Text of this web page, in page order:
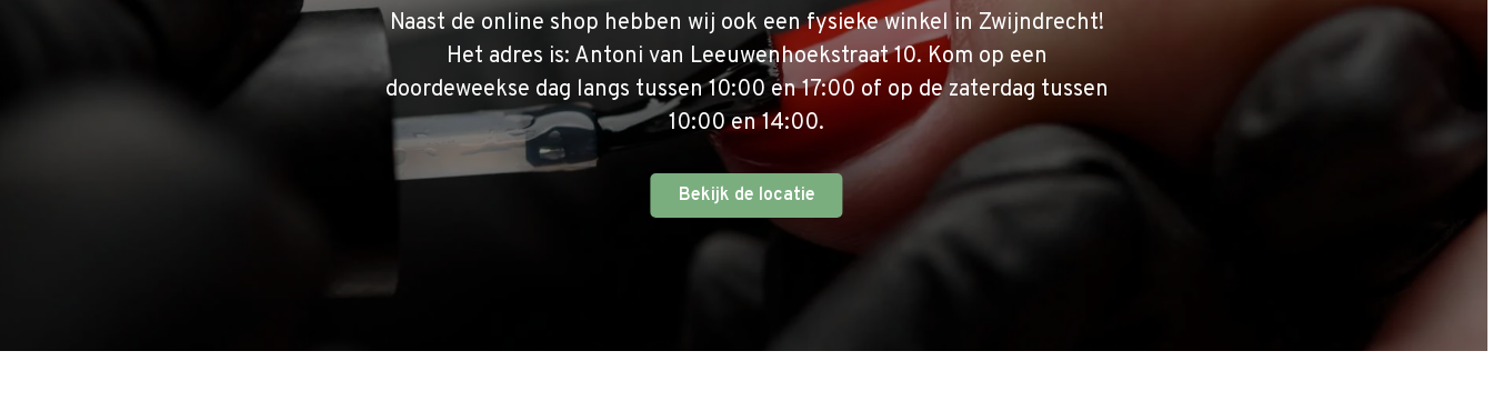
Naast de online shop hebben wij ook een fysieke winkel in Zwijndrecht!
Het adres is: Antoni van Leeuwenhoekstraat 10. Kom op een
doordeweekse dag langs tussen 10:00 en 17:00 of op de zaterdag tussen
10:00 en 14:00.
Bekijk de locatie